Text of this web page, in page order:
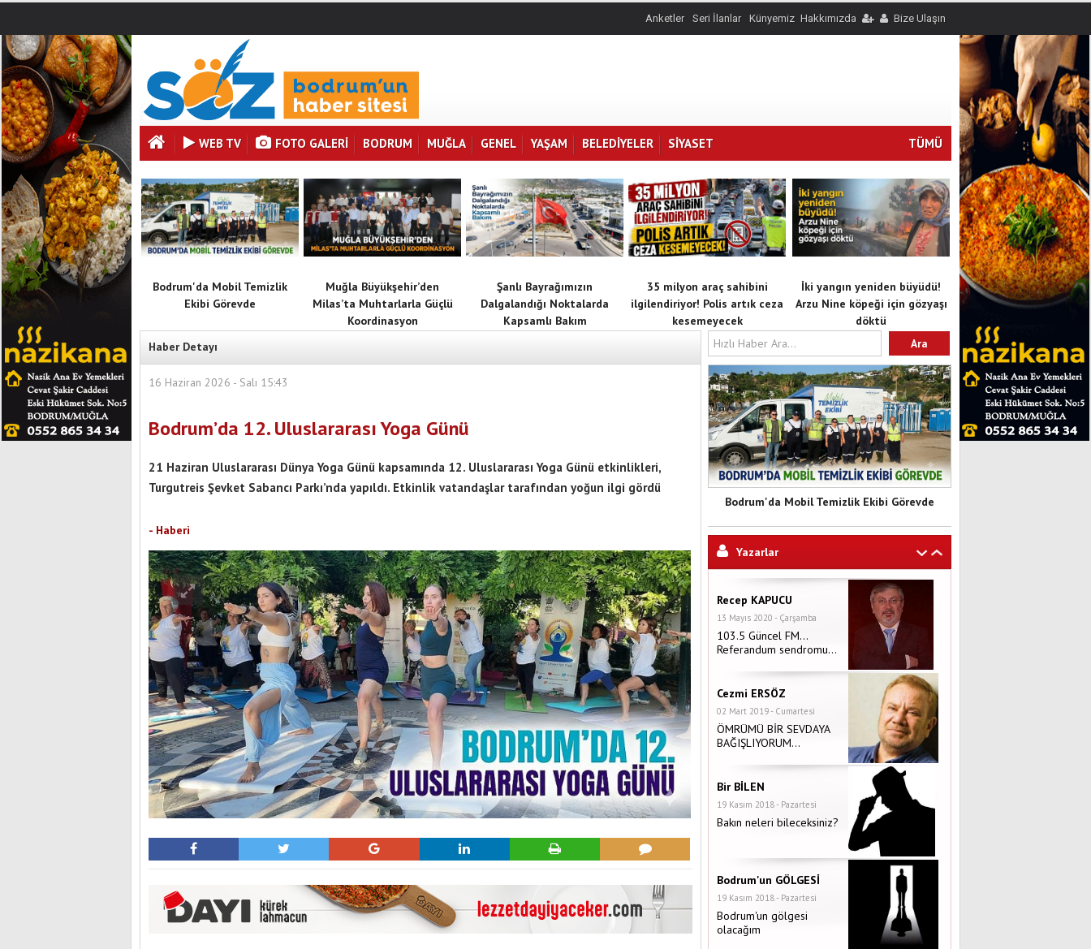
Anketler Seri İlanlar Künyemiz Hakkımızda Bize Ulaşın
WEB TV FOTO GALERI BODRUM MUĞLA GENEL YAŞAM BELEDİYELER SİYASET TÜMÜ
Bodrum'da Mobil Temizlik
Ekibi Görevde
Muğla Büyükşehir’den
Milas’ta Muhtarlarla Güçlü
Koordinasyon
Şanlı Bayrağımızın
Dalgalandığı Noktalarda
Kapsamlı Bakım
İki yangın yeniden büyüdü!
Arzu Nine köpeği için gözyaşı
döktü
35 milyon araç sahibini
ilgilendiriyor! Polis artık ceza
kesemeyecek
Haber Detayı
16 Haziran 2026 - Salı 15:43
Bodrum’da 12. Uluslararası Yoga Günü
21 Haziran Uluslararası Dünya Yoga Günü kapsamında 12. Uluslararası Yoga Günü etkinlikleri,
Turgutreis Şevket Sabancı Parkı’nda yapıldı. Etkinlik vatandaşlar tarafından yoğun ilgi gördü
- Haberi
Bodrum'da Mobil Temizlik Ekibi Görevde
Yazarlar
Recep KAPUCU
13 Mayıs 2020 - Çarşamba
103.5 Güncel FM…
Referandum sendromu…
Cezmi ERSÖZ
02 Mart 2019 - Cumartesi
ÖMRÜMÜ BİR SEVDAYA
BAĞIŞLIYORUM…
Bir BİLEN
19 Kasım 2018 - Pazartesi
Bakın neleri bileceksiniz?
Bodrum'un GÖLGESİ
19 Kasım 2018 - Pazartesi
Bodrum'un gölgesi
olacağım